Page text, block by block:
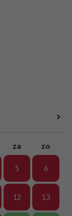
za zo
5 6
12 13